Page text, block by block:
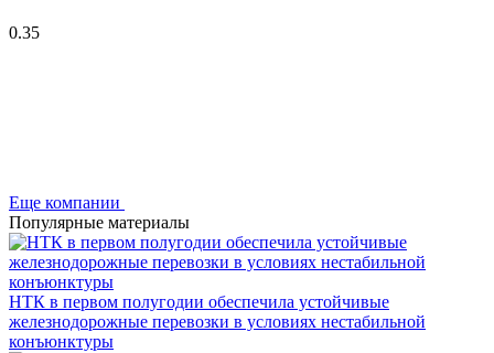
0.35
Еще компании
Популярные материалы
НТК в первом полугодии обеспечила устойчивые
железнодорожные перевозки в условиях нестабильной
конъюнктуры